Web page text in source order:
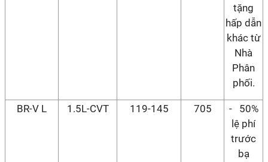
tặng
hấp dẫn
khác từ
Nhà
Phân
phối.
BR-V L 1.5L-CVT 119-145 705
- 50%
lệ phí
trước
bạ